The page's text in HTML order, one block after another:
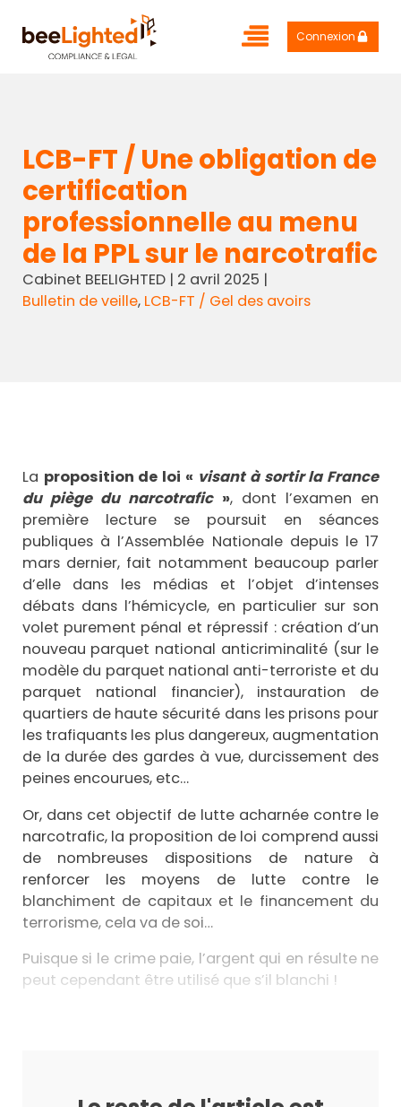
Connexion
LCB-FT / Une obligation de
certification
professionnelle au menu
de la PPL sur le narcotrafic
Cabinet BEELIGHTED| 2 avril 2025 |
Bulletin de veille, LCB-FT / Gel des avoirs
La proposition de loi « visant à sortir la France
du piège du narcotrafic», dont l’examen en
première lecture se poursuit en séances
publiques à l’Assemblée Nationale depuis le 17
mars dernier, fait notamment beaucoup parler
d’elle dans les médias et l’objet d’intenses
débats dans l’hémicycle, en particulier sur son
volet purement pénal et répressif : création d’un
nouveau parquet national anticriminalité (sur le
modèle du parquet national anti-terroriste et du
parquet national financier), instauration de
quartiers de haute sécurité dans les prisons pour
les trafiquants les plus dangereux, augmentation
de la durée des gardes à vue, durcissement des
peines encourues, etc…
Or, dans cet objectif de lutte acharnée contre le
narcotrafic, la proposition de loi comprend aussi
de nombreuses dispositions de nature à
renforcer les moyens de lutte contre le
blanchiment de capitaux et le financement du
terrorisme, cela va de soi…
Puisque si le crime paie, l’argent qui en résulte ne
peut cependant être utilisé que s’il blanchi !